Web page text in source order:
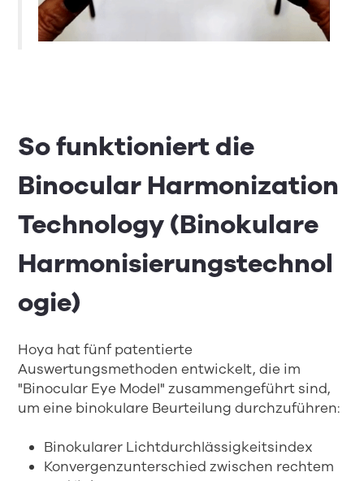
So funktioniert die
Binocular Harmonization
Technology (Binokulare
Harmonisierungstechnol
ogie)
Hoya hat fünf patentierte
Auswertungsmethoden entwickelt, die im
"Binocular Eye Model" zusammengeführt sind,
um eine binokulare Beurteilung durchzuführen:
Binokularer Lichtdurchlässigkeitsindex
Konvergenzunterschied zwischen rechtem